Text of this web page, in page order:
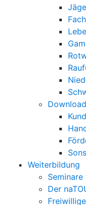
Weiterbildung
Der